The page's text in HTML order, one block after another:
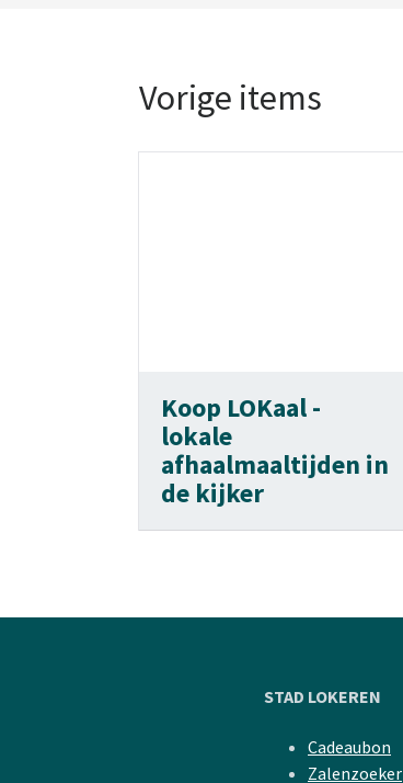
Vorige items
Koop LOKaal -
lokale
afhaalmaaltijden in
de kijker
STAD LOKEREN
Cadeaubon
Zalenzoeker